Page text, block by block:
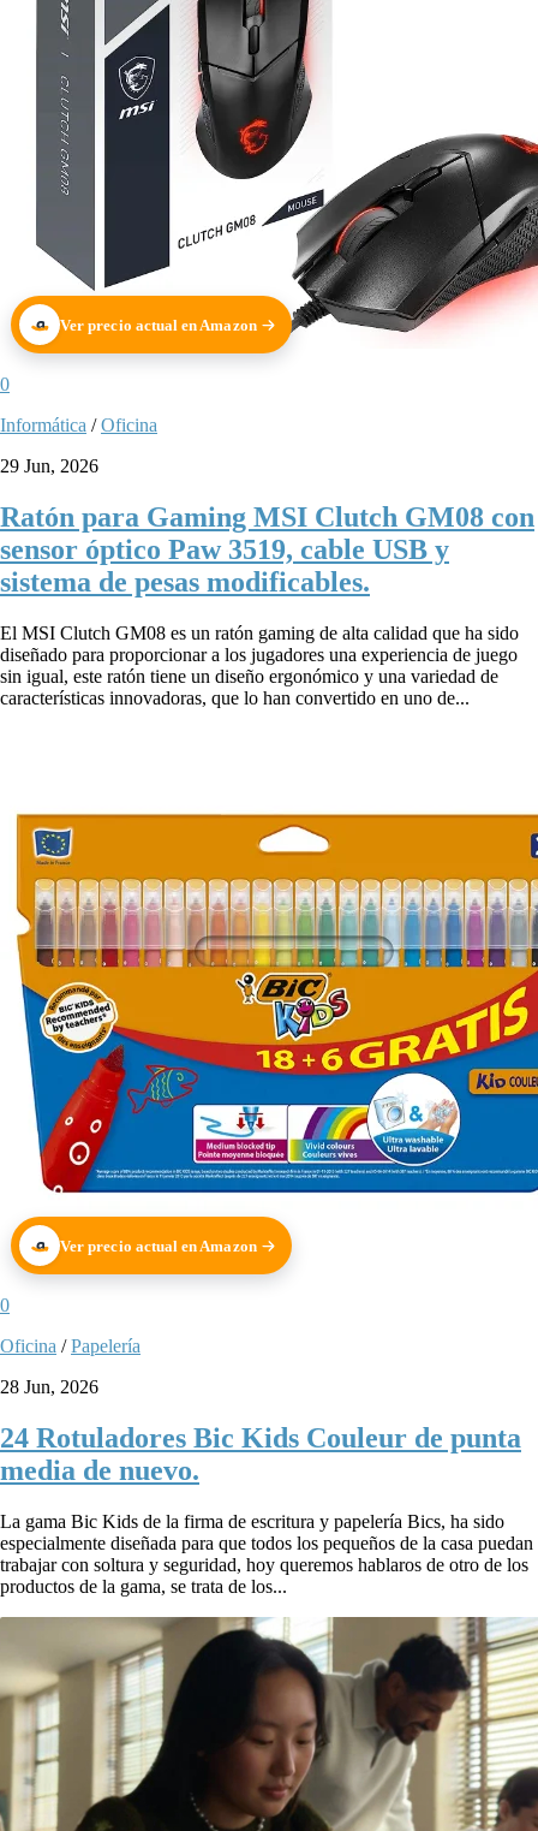
Ver precio actual en Amazon
0
Informática /Oficina
29 Jun, 2026
Ratón para Gaming MSI Clutch GM08 con
sensor óptico Paw 3519, cable USB y
sistema de pesas modificables.
El MSI Clutch GM08 es un ratón gaming de alta calidad que ha sido
diseñado para proporcionar a los jugadores una experiencia de juego
sin igual, este ratón tiene un diseño ergonómico y una variedad de
características innovadoras, que lo han convertido en uno de...
Ver precio actual en Amazon
0
Oficina /Papelería
28 Jun, 2026
24 Rotuladores Bic Kids Couleur de punta
media de nuevo.
La gama Bic Kids de la firma de escritura y papelería Bics, ha sido
especialmente diseñada para que todos los pequeños de la casa puedan
trabajar con soltura y seguridad, hoy queremos hablaros de otro de los
productos de la gama, se trata de los...